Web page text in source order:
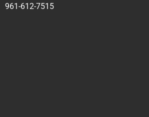
961-612-7515